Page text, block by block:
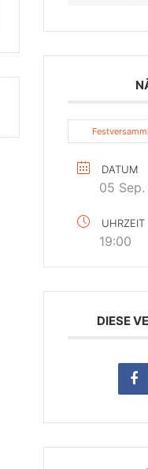
DATUM
05
UHRZEIT
19:00
DIESE